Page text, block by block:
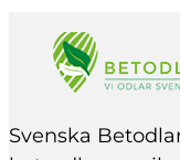
Svenska